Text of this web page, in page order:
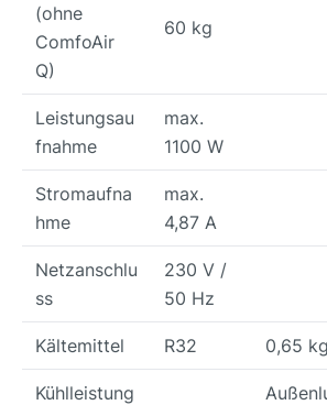
(ohne
ComfoAir
Q)
60 kg
Leistungsau
fnahme
max.
1100 W
Stromaufna
hme
max.
4,87 A
Netzanschlu
ss
230 V /
50 Hz
Kältemittel R32 0,65
Kühlleistung